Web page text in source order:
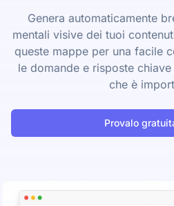
Genera automaticamente
mentali visive dei tuoi
queste mappe per una facile
le domande e risposte
che è
Provalo